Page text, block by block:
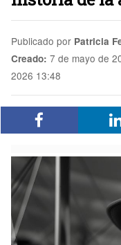
Publicado por Patricia
Creado: 7 de mayo de
2026 13:48